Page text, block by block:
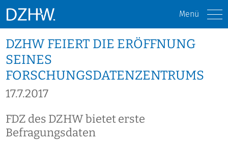
Menü
DZHW FEIERT DIE ERÖFFNUNG
SEINES
FORSCHUNGSDATENZENTRUMS
17.7.2017
FDZ des DZHW bietet erste
Befragungsdaten